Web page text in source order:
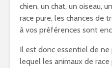
chien, un chat, un oiseau,
race pure, les chances de
à vos préférences sont
Il est donc essentiel de
lequel les animaux de